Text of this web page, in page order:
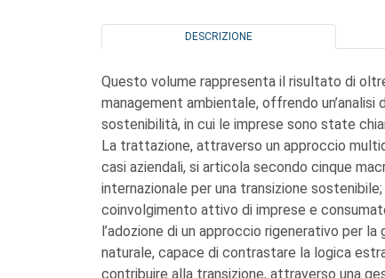
DESCRIZIONE
Questo volume rappresenta il risultato di
management ambientale, offrendo
sostenibilità, in cui le imprese sono state
La trattazione, attraverso un approccio
casi aziendali, si articola secondo cinque
internazionale per una transizione
coinvolgimento attivo di imprese e
l’adozione di un approccio rigenerativo per
naturale, capace di contrastare la logica
contribuire alla transizione, attraverso una